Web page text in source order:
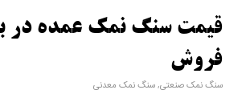
قیمت سنگ نمک عمده در
فروش
سنگ نمک صنعتی, سنگ نمک معدنی